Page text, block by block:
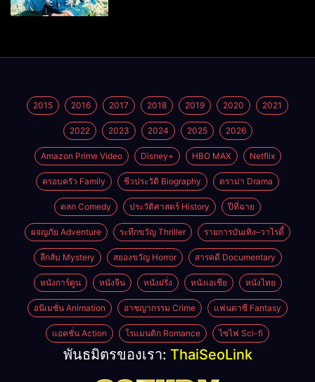
2015 2016 2017 2018 2019 2020 2021
2022 2023 2024 2025 2026
Amazon Prime Video Disney+ HBO MAX Netflix
ครอบครัว Family ชีวประวัติ Biography ดราม่า Drama
ตลก Comedy ประวัติศาสตร์ History ปีที่ฉาย
ผจญภัย Adventure ระทึกขวัญ Thriller รายการบันเทิง–วาไรตี้
ลึกลับ Mystery สยองขวัญ Horror สารคดี Documentary
หนังการ์ตูน หนังจีน หนังฝรั่ง หนังเอเชีย หนังไทย
อนิเมชั่น Animation อาชญากรรม Crime แฟนตาซี Fantasy
แอคชั่น Action โรแมนติก Romance ไซไฟ Sci-fi
พันธมิตรของเรา: ThaiSeoLink